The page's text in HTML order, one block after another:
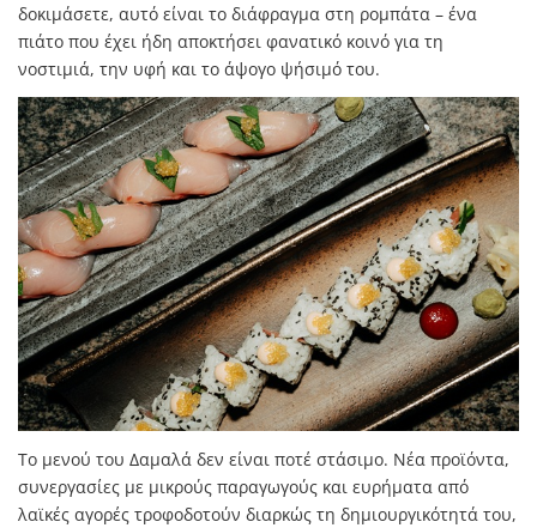
δοκιμάσετε, αυτό είναι το διάφραγμα στη ρομπάτα – ένα
πιάτο που έχει ήδη αποκτήσει φανατικό κοινό για τη
νοστιμιά, την υφή και το άψογο ψήσιμό του.
Το μενού του Δαμαλά δεν είναι ποτέ στάσιμο. Νέα προϊόντα,
συνεργασίες με μικρούς παραγωγούς και ευρήματα από
λαϊκές αγορές τροφοδοτούν διαρκώς τη δημιουργικότητά του,